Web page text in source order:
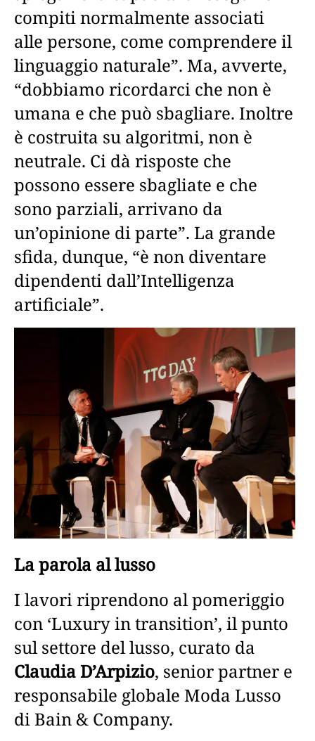
compiti normalmente associati
alle persone, come comprendere il
linguaggio naturale”. Ma, avverte,
“dobbiamo ricordarci che non è
umana e che può sbagliare. Inoltre
è costruita su algoritmi, non è
neutrale. Ci dà risposte che
possono essere sbagliate e che
sono parziali, arrivano da
un’opinione di parte”. La grande
sfida, dunque, “è non diventare
dipendenti dall’Intelligenza
artificiale”.
La parola al lusso
I lavori riprendono al pomeriggio
con ‘Luxury in transition’, il punto
sul settore del lusso, curato da
Claudia D’Arpizio, senior partner e
responsabile globale Moda Lusso
di Bain & Company.